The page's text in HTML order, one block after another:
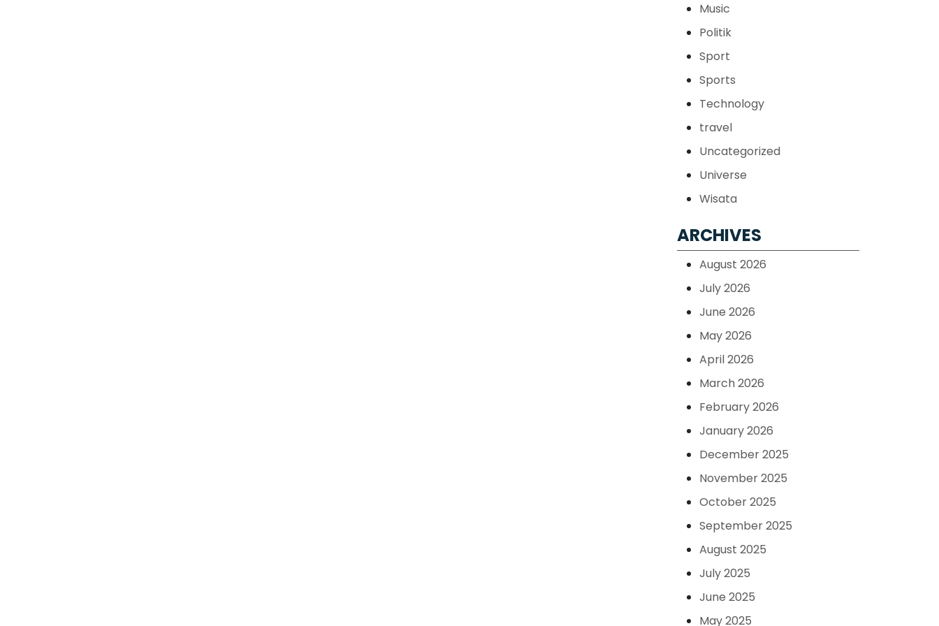
Music
Politik
Sport
Sports
Technology
travel
Uncategorized
Universe
Wisata
ARCHIVES
August 2026
July 2026
June 2026
May 2026
April 2026
March 2026
February 2026
January 2026
December 2025
November 2025
October 2025
September 2025
August 2025
July 2025
June 2025
May 2025